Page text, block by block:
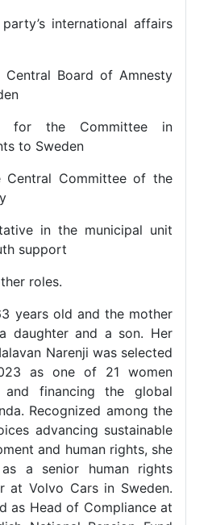
international affairs
Board of Amnesty
for the Committee in
to Sweden
Central Committee of the
in the municipal unit
support
roles.
years old and the mother
daughter and a son. Her
Narenji was selected
as one of 21 women
and financing the global
Recognized among the
advancing sustainable
and human rights, she
a senior human rights
at Volvo Cars in Sweden.
as Head of Compliance at